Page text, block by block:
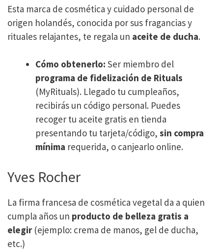
Esta marca de cosmética y cuidado personal de
origen holandés, conocida por sus fragancias y
rituales relajantes, te regala un aceite de ducha.
Cómo obtenerlo: Ser miembro del
programa de fidelización de Rituals
(MyRituals). Llegado tu cumpleaños,
recibirás un código personal. Puedes
recoger tu aceite gratis en tienda
presentando tu tarjeta/código, sin compra
mínima requerida, o canjearlo online.
Yves Rocher
La firma francesa de cosmética vegetal da a quien
cumpla años un producto de belleza gratis a
elegir(ejemplo: crema de manos, gel de ducha,
etc.)​